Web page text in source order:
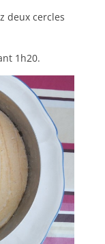
deux cercles
1h20.